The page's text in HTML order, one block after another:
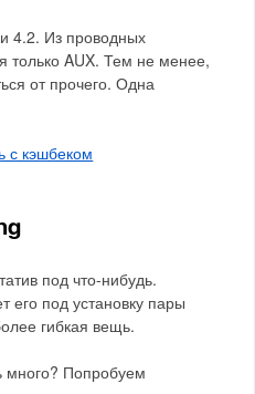
4.2. Из проводных
только AUX. Тем не менее,
от прочего. Одна
с кэшбеком
под что-нибудь.
его под установку пары
гибкая вещь.
много? Попробуем